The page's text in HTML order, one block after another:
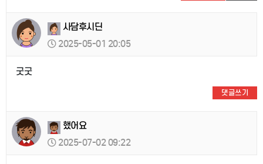
사담후시딘
2025-05-01 20:05
굿굿
댓글쓰기
했어요
2025-07-02 09:22